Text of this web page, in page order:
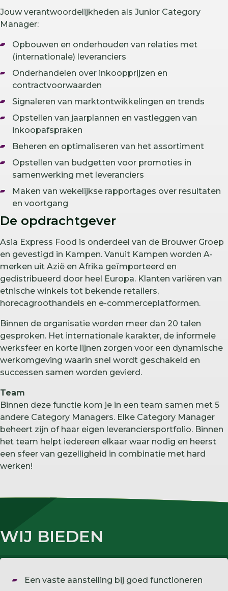
Jouw verantwoordelijkheden als Junior Category
Manager:
Opbouwen en onderhouden van relaties met
(internationale) leveranciers
Onderhandelen over inkoopprijzen en
contractvoorwaarden
Signaleren van marktontwikkelingen en trends
Opstellen van jaarplannen en vastleggen van
inkoopafspraken
Beheren en optimaliseren van het assortiment
Opstellen van budgetten voor promoties in
samenwerking met leveranciers
Maken van wekelijkse rapportages over resultaten
en voortgang
De opdrachtgever
Asia Express Food is onderdeel van de Brouwer Groep
en gevestigd in Kampen. Vanuit Kampen worden A-
merken uit Azië en Afrika geïmporteerd en
gedistribueerd door heel Europa. Klanten variëren van
etnische winkels tot bekende retailers,
horecagroothandels en e-commerceplatformen.
Binnen de organisatie worden meer dan 20 talen
gesproken. Het internationale karakter, de informele
werksfeer en korte lijnen zorgen voor een dynamische
werkomgeving waarin snel wordt geschakeld en
successen samen worden gevierd.
Team
Binnen deze functie kom je in een team samen met 5
andere Category Managers. Elke Category Manager
beheert zijn of haar eigen leveranciersportfolio. Binnen
het team helpt iedereen elkaar waar nodig en heerst
een sfeer van gezelligheid in combinatie met hard
werken!
WIJ BIEDEN
Een vaste aanstelling bij goed functioneren